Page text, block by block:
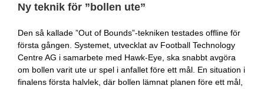
Ny teknik för ”bollen ute”
Den så kallade ”Out of Bounds”-tekniken testades offline för
första gången. Systemet, utvecklat av Football Technology
Centre AG i samarbete med Hawk-Eye, ska snabbt avgöra
om bollen varit ute ur spel i anfallet före ett mål. En situation i
finalens första halvlek, där bollen lämnat planen före ett mål,